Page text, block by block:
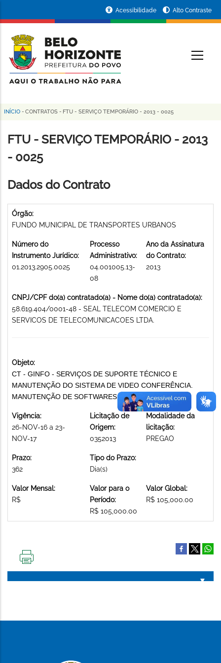
conteúdo
principal
da
Prefeitura
de
Horizonte
Acessibilidade Alto Contraste
Trilha
de
navegação
INÍCIO - CONTRATOS - FTU - SERVIÇO TEMPORÁRIO - 2013 - 0025
FTU - SERVIÇO TEMPORÁRIO - 2013
- 0025
Dados do Contrato
Órgão:
FUNDO MUNICIPAL DE TRANSPORTES URBANOS
Número do
Instrumento Jurídico:
01.2013.2905.0025
Processo
Administrativo:
04.001005.13-
08
Ano da Assinatura
do Contrato:
2013
CNPJ/CPF do(a) contratado(a) - Nome do(a) contratado(a):
58.619.404/0001-48 - SEAL TELECOM COMERCIO E
SERVICOS DE TELECOMUNICACOES LTDA.
Objeto:
CT - GINFO - SERVIÇOS DE SUPORTE TÉCNICO E
MANUTENÇÃO DO SISTEMA DE VIDEO CONFERÊNCIA.
MANUTENÇÃO DE SOFTWARES
Vigência:
26-NOV-16 a 23-
NOV-17
Licitação de
Origem:
0352013
Modalidade da
licitação:
PREGAO
Prazo:
362
Tipo do Prazo:
Dia(s)
Valor Mensal:
R$
Valor para o
Período:
R$ 105,000.00
Valor Global:
R$ 105,000.00
PÁGINA